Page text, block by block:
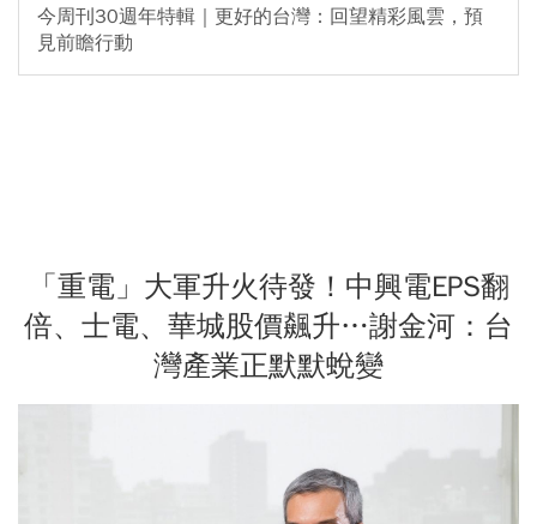
今周刊30週年特輯｜更好的台灣：回望精彩風雲，預
見前瞻行動
「重電」大軍升火待發！中興電EPS翻
倍、士電、華城股價飆升…謝金河：台
灣產業正默默蛻變